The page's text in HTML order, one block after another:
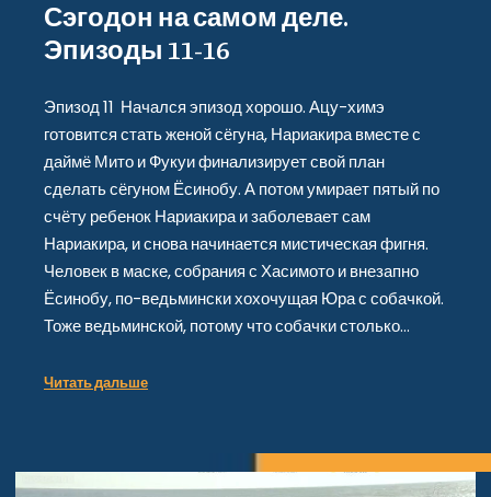
Сэгодон на самом деле.
Эпизоды 11-16
Эпизод 11 Начался эпизод хорошо. Ацу-химэ
готовится стать женой сёгуна, Нариакира вместе с
даймё Мито и Фукуи финализирует свой план
сделать сёгуном Ёсинобу. А потом умирает пятый по
счёту ребенок Нариакира и заболевает сам
Нариакира, и снова начинается мистическая фигня.
Человек в маске, собрания с Хасимото и внезапно
Ёсинобу, по-ведьмински хохочущая Юра с собачкой.
Тоже ведьминской, потому что собачки столько…
Читать дальше